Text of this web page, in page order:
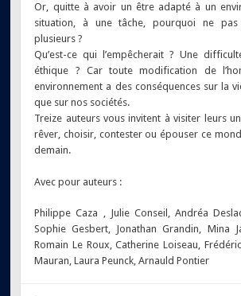
Or, quitte à avoir un être adapté à un
situation, à une tâche, pourquoi ne
plusieurs ?
Qu’est-ce qui l’empêcherait ? Une
éthique ? Car toute modification de
environnement a des conséquences sur la
que sur nos sociétés.
Treize auteurs vous invitent à visiter leurs
rêver, choisir, contester ou épouser ce
demain.
Avec pour auteurs :
Philippe Caza , Julie Conseil, Andréa
Sophie Gesbert, Jonathan Grandin, Mina
Romain Le Roux, Catherine Loiseau,
Mauran, Laura Peunck, Arnauld Pontier